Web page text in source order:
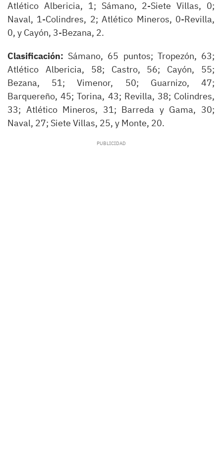
Atlético Albericia, 1; Sámano, 2-Siete Villas, 0;
Naval, 1-Colindres, 2; Atlético Mineros, 0-Revilla,
0, y Cayón, 3-Bezana, 2.
Clasificación: Sámano, 65 puntos; Tropezón, 63;
Atlético Albericia, 58; Castro, 56; Cayón, 55;
Bezana, 51; Vimenor, 50; Guarnizo, 47;
Barquereño, 45; Torina, 43; Revilla, 38; Colindres,
33; Atlético Mineros, 31; Barreda y Gama, 30;
Naval, 27; Siete Villas, 25, y Monte, 20.